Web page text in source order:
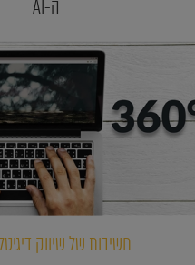
ה-AI
חשיבות של שיווק דיגיטלי